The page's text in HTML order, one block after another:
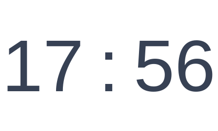
17 : 56